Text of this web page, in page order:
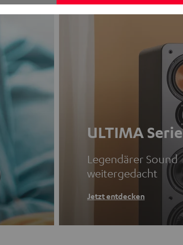
ULTIMA Serie
Legendärer Sound
weitergedacht
Jetzt entdecken